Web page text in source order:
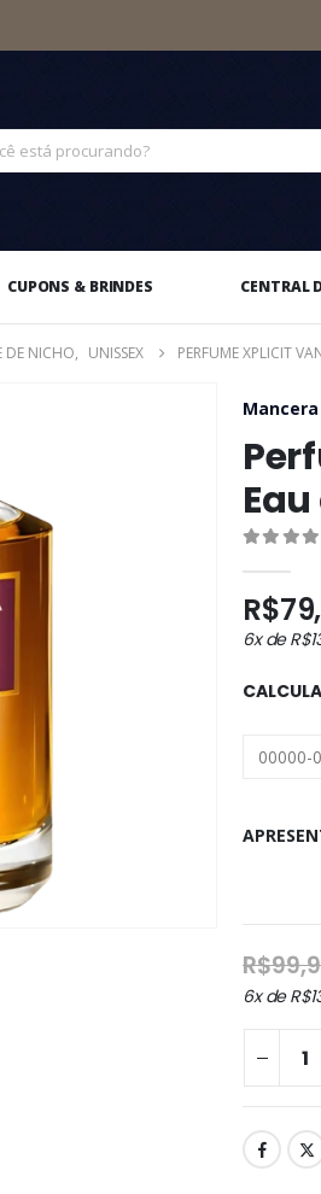
CUPONS & BRINDES CENTRAL
DE NICHO, UNISSEX PERFUME XPLICIT
R$
6x deR$
R$
6x deR$